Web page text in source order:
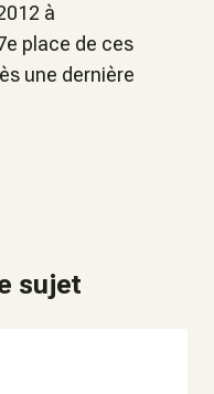
à
place de ces
une dernière
sujet